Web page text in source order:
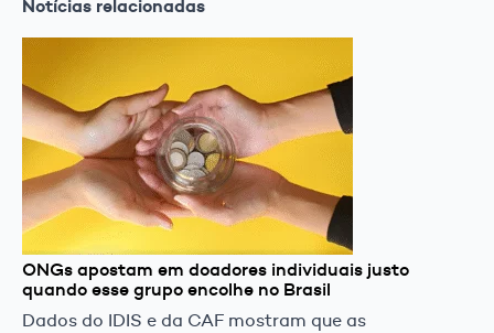
Notícias relacionadas
ONGs apostam em doadores individuais justo
quando esse grupo encolhe no Brasil
Dados do IDIS e da CAF mostram que as